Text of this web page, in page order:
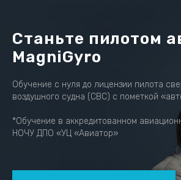
Станьте пилотом
MagniGyro
Обучение с нуля до лицензии пилота
воздушного судна (СВС) с пометкой
*Обучение в аккредитованном
НОЧУ ДПО «УЦ «Авиатор»